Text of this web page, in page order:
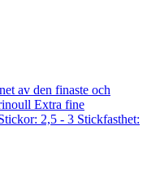
av den finaste och
Extra fine
2,5 - 3 Stickfasthet: